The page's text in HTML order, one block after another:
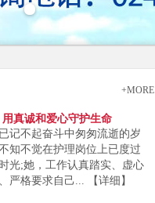
+MORE
用真诚和爱心守护生命
记不起奋斗中匆匆流逝的岁
知不觉在护理岗位上已度过
光;她，工作认真踏实、虚心
严格要求自己...
【详细】